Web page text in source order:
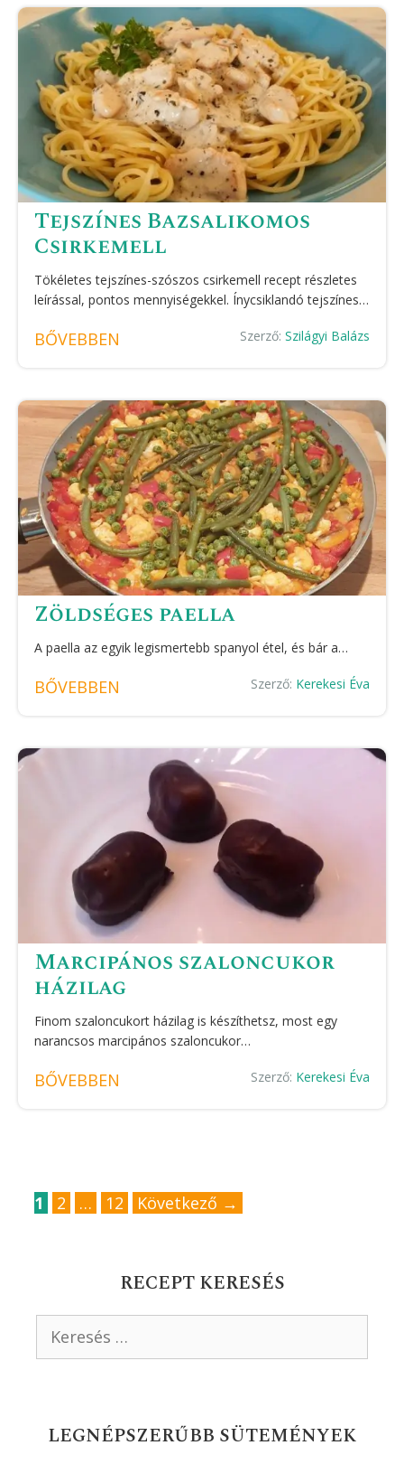
Tejszínes Bazsalikomos
Csirkemell
Tökéletes tejszínes-szószos csirkemell recept részletes
leírással, pontos mennyiségekkel. Ínycsiklandó tejszínes…
BŐVEBBEN Szerző: Szilágyi Balázs
Zöldséges paella
A paella az egyik legismertebb spanyol étel, és bár a…
BŐVEBBEN Szerző: Kerekesi Éva
Marcipános szaloncukor
házilag
Finom szaloncukort házilag is készíthetsz, most egy
narancsos marcipános szaloncukor…
BŐVEBBEN Szerző: Kerekesi Éva
Oldal
1 Oldal
2 … Oldal
12 Következő →
RECEPT KERESÉS
LEGNÉPSZERŰBB SÜTEMÉNYEK